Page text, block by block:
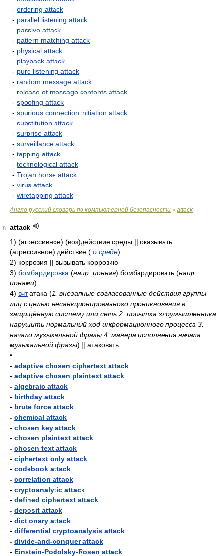
- ordering attack
- parallel listening attack
- passive attack
- pattern matching attack
- physical attack
- playback attack
- pure listening attack
- random message attack
- release of message contents attack
- spoofing attack
- spurious connection initiation attack
- substitution attack
- surprise attack
- surveillance attack
- tapping attack
- technological attack
- Trojan horse attack
- virus attack
- wiretapping attack
Англо-русский словарь по компьютерной безопасности > attack
8
attack
1) (агрессивное) (воз)действие среды || оказывать
(агрессивное) действие ( о среде)
2) коррозия || вызывать коррозию
3) бомбардировка (напр. ионная) бомбардировать (напр.
ионами)
4) вчтатака (1. внезапные согласованные действия группы
лиц с целью несанкционированного проникновения в
защищённую систему или сеть 2. попытка злоумышленника
нарушить нормальный ход информационного процесса 3.
начало музыкальной фразы 4. манера исполнения начала
музыкальной фразы) || атаковать
•
- adaptive chosen ciphertext attack
- adaptive chosen plaintext attack
- algebraic attack
- birthday attack
- brute force attack
- chemical attack
- chosen key attack
- chosen plaintext attack
- chosen text attack
- ciphertext only attack
- codebook attack
- correlation attack
- cryptoanalytic attack
- defined ciphertext attack
- deposit attack
- dictionary attack
- differential cryptoanalysis attack
- divide-and-conquer attack
- Einstein-Podolsky-Rosen attack